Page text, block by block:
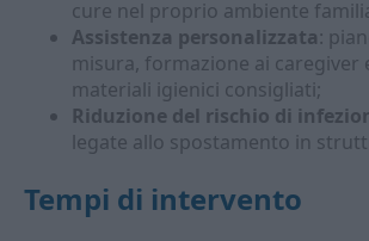
cure nel proprio ambiente
Assistenza personalizzata:
misura, formazione ai caregiver
materiali igienici consigliati;
Riduzione del rischio di
legate allo spostamento in
Tempi di intervento